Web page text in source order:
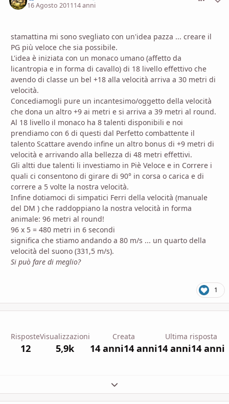
16 Agosto 201114 anni
stamattina mi sono svegliato con un'idea pazza ... creare il
PG più veloce che sia possibile.
L'idea è iniziata con un monaco umano (affetto da
licantropia e in forma di cavallo) di 18 livello effettivo che
avendo di classe un bel +18 alla velocità arriva a 30 metri di
velocità.
Concediamogli pure un incantesimo/oggetto della velocità
che dona un altro +9 ai metri e si arriva a 39 metri al round.
Al 18 livello il monaco ha 8 talenti disponibili e noi
prendiamo con 6 di questi dal Perfetto combattente il
talento Scattare avendo infine un altro bonus di +9 metri di
velocità e arrivando alla bellezza di 48 metri effettivi.
Gli altti due talenti li investiamo in Piè Veloce e in Correre i
quali ci consentono di girare di 90° in corsa o carica e di
correre a 5 volte la nostra velocità.
Infine dotiamoci di simpatici Ferri della velocità (manuale
del DM ) che raddoppiano la nostra velocità in forma
animale: 96 metri al round!
96 x 5 = 480 metri in 6 secondi
significa che stiamo andando a 80 m/s ... un quarto della
velocità del suono (331,5 m/s).
Si può fare di meglio?
1
Risposte
12
Visualizzazioni
5,9k
Creata
14 anni14 anni
Ultima risposta
14 anni14 anni
Espandi panoramica del topic